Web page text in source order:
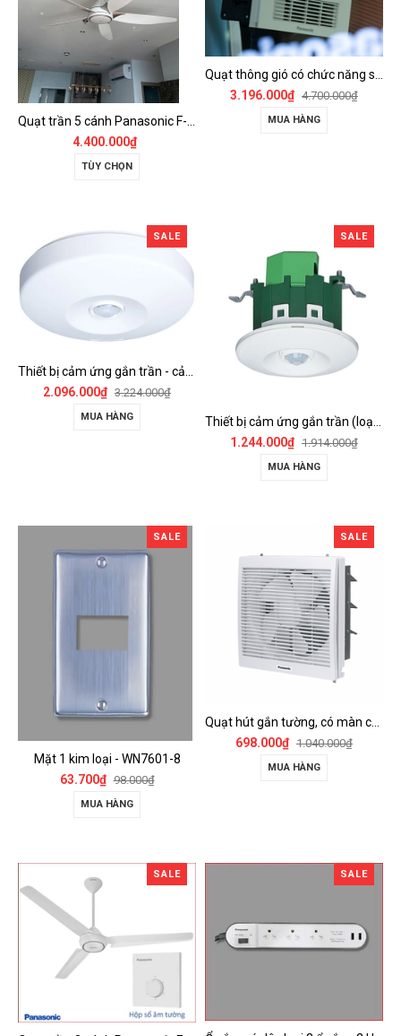
4.400.000₫
TÙY CHỌN
Quạt thông gió có chức năng sưởi ấm, dùng cho phòng tắm - FV-30BZ1
3.196.000₫ 4.700.000₫
MUA HÀNG
SALE
2.096.000₫ 3.224.000₫
MUA HÀNG
SALE
1.244.000₫ 1.914.000₫
MUA HÀNG
SALE
Mặt 1 kim loại - WN7601-8
63.700₫ 98.000₫
MUA HÀNG
SALE
698.000₫ 1.040.000₫
MUA HÀNG
SALE SALE